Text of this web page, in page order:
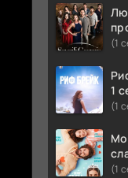
(1
1
(1
(1